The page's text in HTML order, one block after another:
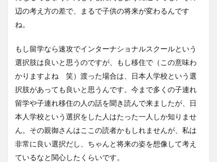
辺の考え方の差で、まるで子供の将来が変わるんです
ね。
もし留学なら速攻でインターナショナルスクールという
選択肢は良いと思うのですが、もし移住で（この意味わ
かりますよね 笑）渡った場合は、日本人学校という選
択肢があっても良いと思うんです。今まで多くの子連れ
留学や子連れ移住の人の話を聞き読んで来ましたが、日
本人学校という選択をした人はたった一人しか知りませ
ん。その親御さんはここの読者かもしれませんが、私は
非常に良い選択だし、ちゃんと将来の姿を想像して考え
ているなと関心したくらいです。